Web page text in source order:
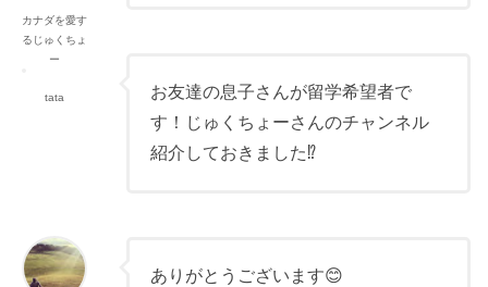
カナダを愛す
るじゅくちょ
ー
tata
お友達の息子さんが留学希望者で
す！じゅくちょーさんのチャンネル
紹介しておきました⁉️
ありがとうございます😊